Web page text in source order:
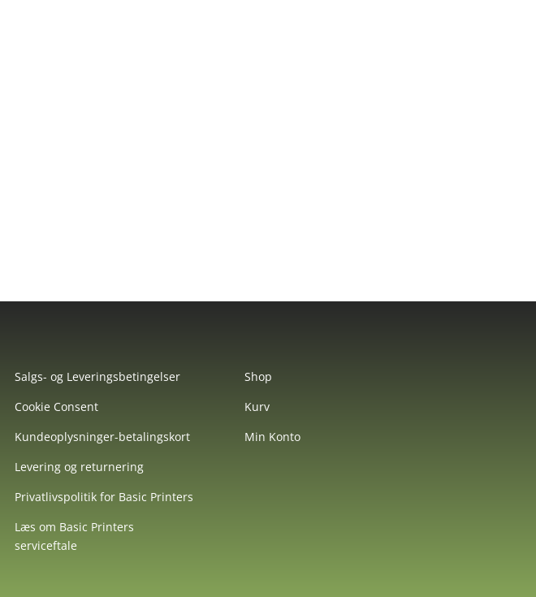
Salgs- og Leveringsbetingelser
Cookie Consent
Kundeoplysninger-betalingskort
Levering og returnering
Privatlivspolitik for Basic Printers
Læs om Basic Printers
serviceftale
Shop
Kurv
Min Konto